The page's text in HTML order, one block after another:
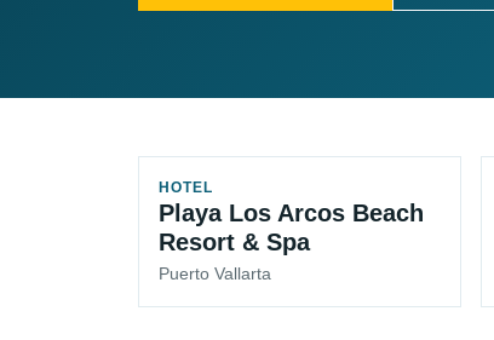
HOTEL
Playa Los Arcos Beach
Resort & Spa
Puerto Vallarta